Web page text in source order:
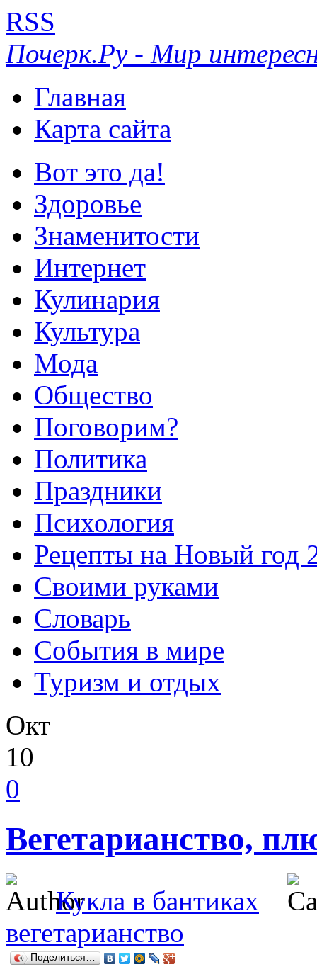
RSS
Почерк.Ру - Мир
Главная
Карта сайта
Вот это да!
Здоровье
Знаменитости
Интернет
Кулинария
Культура
Мода
Общество
Поговорим?
Политика
Праздники
Психология
Рецепты на Новый год
Своими руками
Словарь
События в мире
Туризм и отдых
Окт
10
0
Вегетарианство,
Кукла в бантиках
вегетарианство
Поделиться…